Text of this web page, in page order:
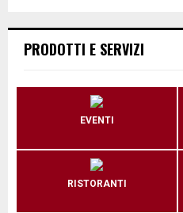
PRODOTTI E SERVIZI
EVENTI
RISTORANTI